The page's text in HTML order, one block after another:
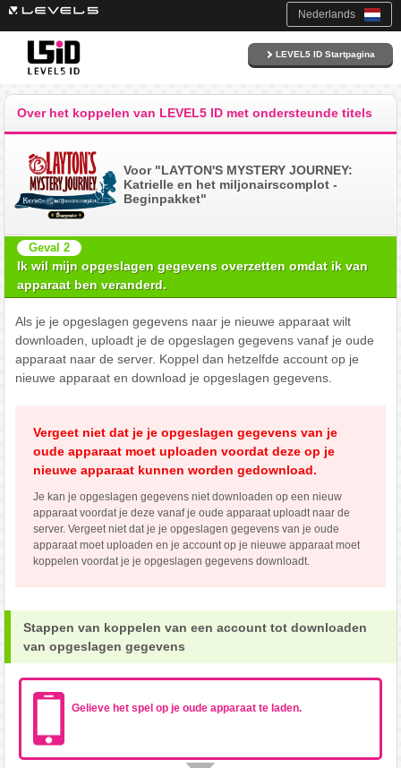
Nederlands
LEVEL5 ID Startpagina
Over het koppelen van LEVEL5 ID met ondersteunde titels
Voor "LAYTON'S MYSTERY JOURNEY:
Katrielle en het miljonairscomplot -
Beginpakket"
Geval 2
Ik wil mijn opgeslagen gegevens overzetten omdat ik van
apparaat ben veranderd.
Als je je opgeslagen gegevens naar je nieuwe apparaat wilt
downloaden, uploadt je de opgeslagen gegevens vanaf je oude
apparaat naar de server. Koppel dan hetzelfde account op je
nieuwe apparaat en download je opgeslagen gegevens.
Vergeet niet dat je je opgeslagen gegevens van je
oude apparaat moet uploaden voordat deze op je
nieuwe apparaat kunnen worden gedownload.
Je kan je opgeslagen gegevens niet downloaden op een nieuw
apparaat voordat je deze vanaf je oude apparaat uploadt naar de
server. Vergeet niet dat je je opgeslagen gegevens van je oude
apparaat moet uploaden en je account op je nieuwe apparaat moet
koppelen voordat je je opgeslagen gegevens downloadt.
Stappen van koppelen van een account tot downloaden
van opgeslagen gegevens
Gelieve het spel op je oude apparaat te laden.